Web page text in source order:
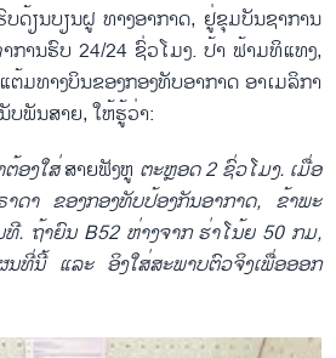
ດ້ຽນ​ບຽນ​ຝູ ທາງ​ອາ​ກາດ, ຢູ່​ຂຸມ​ບັນ​ຊາ​ການ​
ານ​ຮົບ 24/24 ຊົ່ວ​ໂມງ. ປ້າ ຟ້າມ​ທິ​ແທງ,
ມ​ທາງບິນ​ຂອງ​ກອງທັບ​ອາ​ກາດ ອາ​ເມ​ລິ​ກາ​
ບ​ພັນ​ສາຍ, ໃຫ້​ຮູ້​ວ່າ:
ອງໃສ່ສາຍ​ຟັງຫູ ຕະຫຼອດ 2 ຊົ່ວ​ໂມງ. ເມື່ອ​
ດາ ຂອງກອງ​ທັບ​ປ້ອງ​ກັນ​ອາ​ກາດ, ຂ້າ​ພະ​
. ຖ້າ​ຍົນ​ B52 ຫ່າງ​ຈາກ ຮ່າ​ໂນ້ຍ 50 ກມ,
ນ​ທີ່ນີ້ ແລະ ອິງ​ໃສ່​ສະ​ພາບ​ຕົວ​ຈິງ​ເພື່ອ​ອອກ